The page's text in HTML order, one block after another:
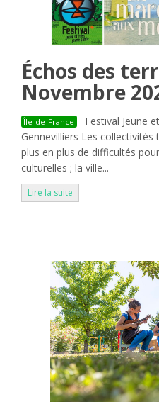
Échos des
Novembre
Île-de-France
Festival Jeune
Gennevilliers Les
plus en plus de difficultés
culturelles ; la ville...
Lire la suite